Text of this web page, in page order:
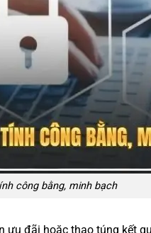
công bằng, minh bạch
đãi hoặc thao túng kết